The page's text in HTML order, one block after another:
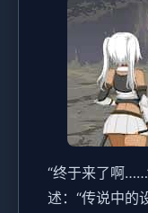
“终于来了啊
述：“传说中的